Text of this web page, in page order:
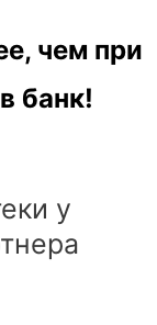
чем при
банк!
у